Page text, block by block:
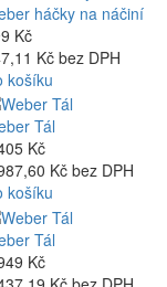
háčky na náčiní
Kč
Kč bez DPH
košíku
Tál
Kč
Kč bez DPH
košíku
Tál
Kč